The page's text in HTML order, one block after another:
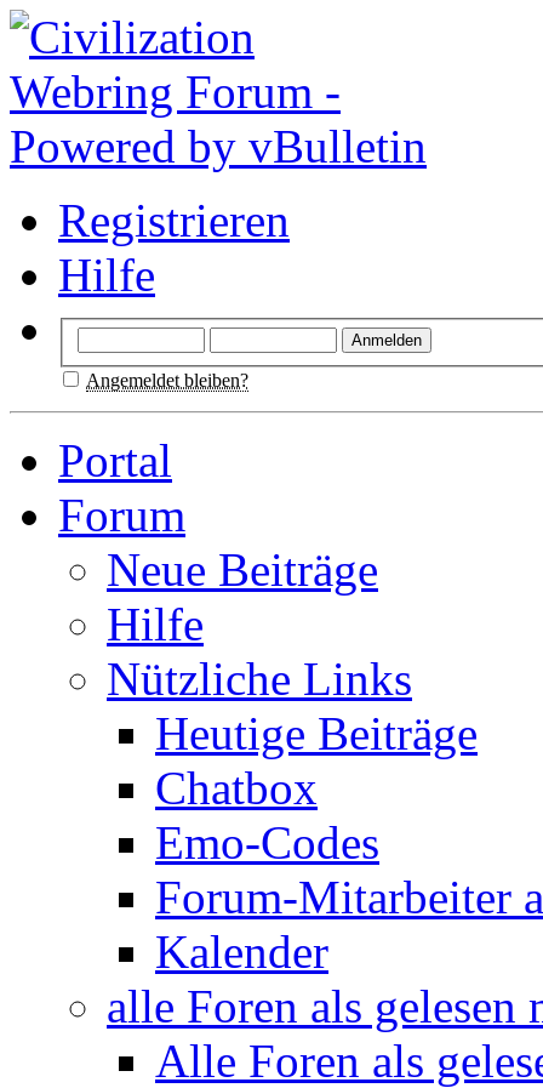
Registrieren
Hilfe
Angemeldet bleiben?
Portal
Forum
Neue Beiträge
Hilfe
Nützliche Links
Heutige Beiträge
Chatbox
Emo-Codes
Forum-Mitarbeiter
Kalender
alle Foren als gelesen
Alle Foren als